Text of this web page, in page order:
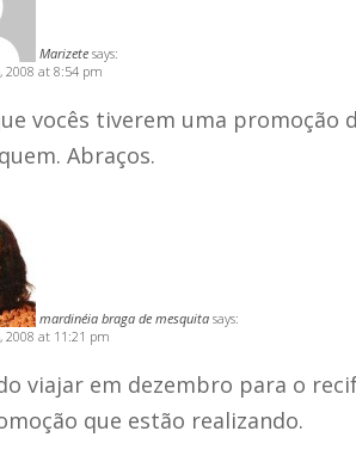
Marizete says:
2008 at 8:54 pm
vocês tiverem uma promoção
Abraços.
mardinéia braga de mesquita says:
2008 at 11:21 pm
viajar em dezembro para o
que estão realizando.